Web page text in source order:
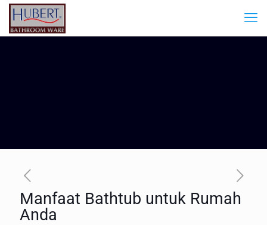
Manfaat Bathtub untuk Rumah
Anda